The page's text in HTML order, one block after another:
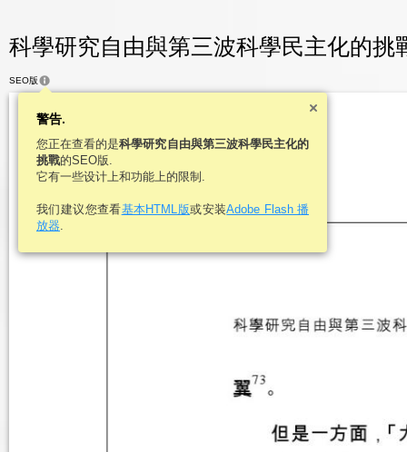
科學研究自由與第三波科學民主化的挑
SEO版
警告.
您正在查看的是科學研究自由與第三波科學民主化的
挑戰的SEO版.
它有一些设计上和功能上的限制.
我们建议您查看基本HTML版或安装Adobe Flash 播
放器.